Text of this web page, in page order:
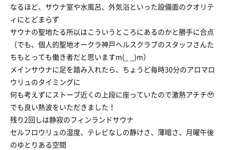
なるほど、サウナ室や水風呂、外気浴といった設備面のクオリテ
ィにとどまらず
サウナの聖地たる所以はこういうところにあるのかと勝手に合点
（でも、個人的聖地オークラ神戸ヘルスクラブのスタッフさんた
ちもとっても働き者だと思いますm(_ _)m）
メインサウナに足を踏み入れたら、ちょうど毎時30分のアロマロ
ウリュのタイミングに
何も考えずにストーブ近くの上段に座っていたので激熱アチチ🥹
でも良い熱波をいただきました！
残り2回しは静寂のフィンランドサウナ
セルフロウリュの湿度、テレビなしの静けさ、薄暗さ、月曜午後
のゆとりある空間